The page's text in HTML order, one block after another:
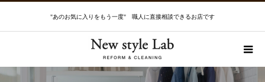
"あのお気に入りをもう一度" 職人に直接相談できるお店です